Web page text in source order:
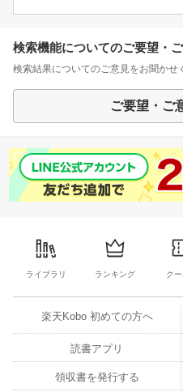
検索機能についてのご要望・
検索結果についてのご意見をお聞かせ
ご要望・ご
ライブラリ ランキング ク
楽天Kobo 初めての方へ
読書アプリ
領収書を発行する